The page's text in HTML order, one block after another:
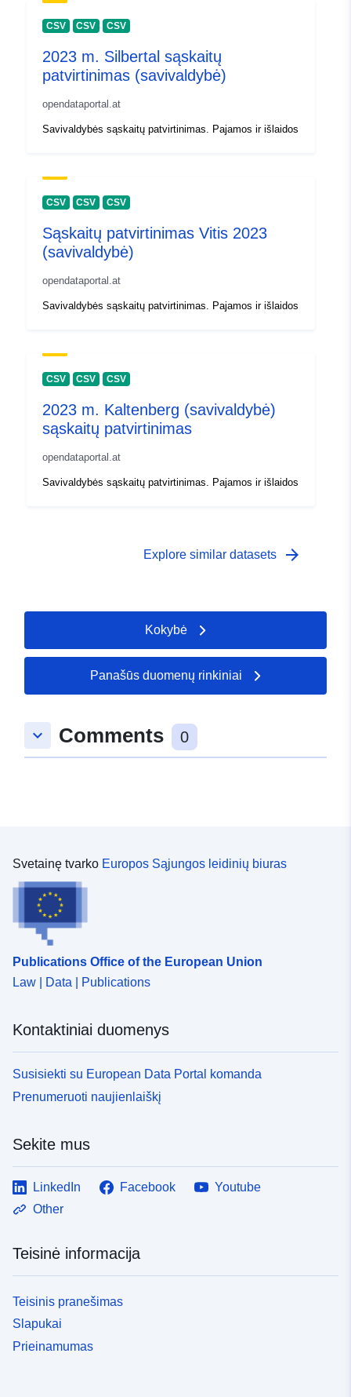
CSV CSV CSV
2023 m. Silbertal sąskaitų
patvirtinimas (savivaldybė)
opendataportal.at
Savivaldybės sąskaitų patvirtinimas. Pajamos ir išlaidos
CSV CSV CSV
Sąskaitų patvirtinimas Vitis 2023
(savivaldybė)
opendataportal.at
Savivaldybės sąskaitų patvirtinimas. Pajamos ir išlaidos
CSV CSV CSV
2023 m. Kaltenberg (savivaldybė)
sąskaitų patvirtinimas
opendataportal.at
Savivaldybės sąskaitų patvirtinimas. Pajamos ir išlaidos
Explore similar datasets arrow_forward
Kokybė
Panašūs duomenų rinkiniai
keyboard_arrow_down Comments 0
Svetainę tvarko Europos Sąjungos leidinių biuras
Publications Office of the European Union
Law | Data | Publications
Kontaktiniai duomenys
Susisiekti su European Data Portal komanda
Prenumeruoti naujienlaiškį
Sekite mus
LinkedIn Facebook
Youtube
Other
Teisinė informacija
Teisinis pranešimas
Slapukai
Prieinamumas